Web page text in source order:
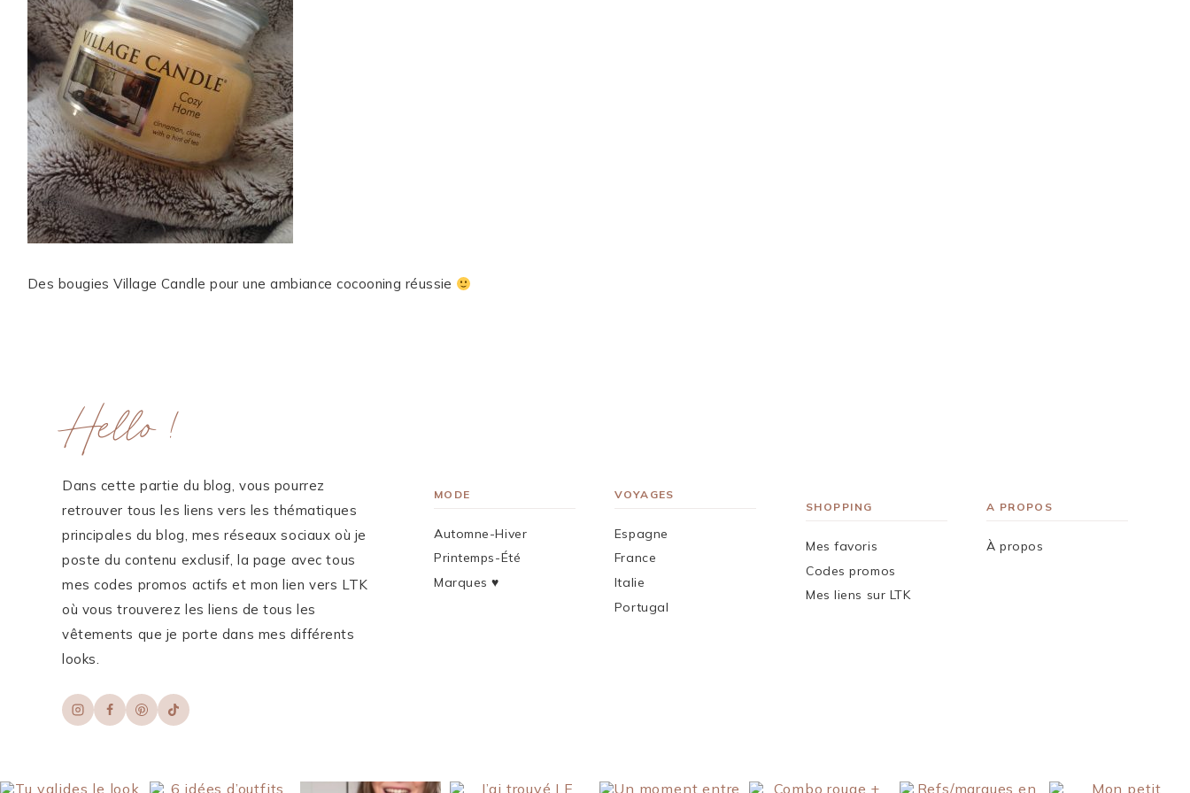
ME CONTACTER
WORK WITH ME
MES FORMATIONS
MA NEWSLETTER
InstagramPinterest
TikTokLinkedIn
Des bougies Village Candle pour une ambiance cocooning réussie
Hello !
Dans cette partie du blog, vous pourrez
retrouver tous les liens vers les thématiques
principales du blog, mes réseaux sociaux où je
poste du contenu exclusif, la page avec tous
mes codes promos actifs et mon lien vers LTK
où vous trouverez les liens de tous les
vêtements que je porte dans mes différents
looks.
MODE
Automne-Hiver
Printemps-Été
Marques ♥︎
VOYAGES
Espagne
France
Italie
Portugal
SHOPPING
Mes favoris
Codes promos
Mes liens sur LTK
A PROPOS
À propos